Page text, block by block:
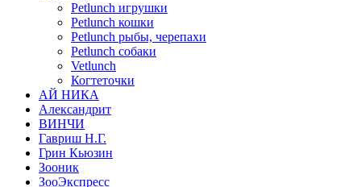
Petlunch игрушки
Petlunch кошки
Petlunch рыбы, черепахи
Petlunch собаки
Vetlunch
Когтеточки
АЙ НИКА
Александрит
ВИНЧИ
Гавриш Н.Г.
Грин Кьюзин
Зооник
ЗооЭкспресс